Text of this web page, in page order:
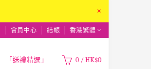
×
會員中心 結帳 香港繁體
「送禮精選」 0 / HK$0